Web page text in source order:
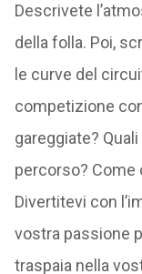
Descrivete
della folla. Poi,
le curve del
competizione
gareggiate?
percorso? Come
Divertitevi con
vostra passione
traspaia nella